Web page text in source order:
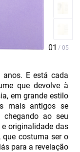
E está cada
que devolve à
em grande estilo
mais antigos se
chegando ao seu
originalidade das
costuma ser o
para a revelação